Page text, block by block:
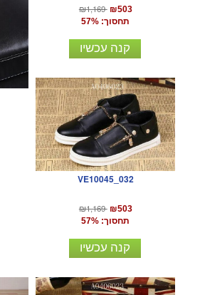
₪1,169 ₪503
תחסוך: 57%
קנה עכשיו
VE10045_032
₪1,169 ₪503
תחסוך: 57%
קנה עכשיו